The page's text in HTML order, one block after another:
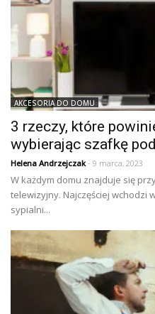
AKCESORIA DO DOMU
3 rzeczy, które
wybierając szafkę
Helena Andrzejczak- 9 marca, 2023
W każdym domu znajduje się
telewizyjny. Najczęściej wchodzi
sypialni...